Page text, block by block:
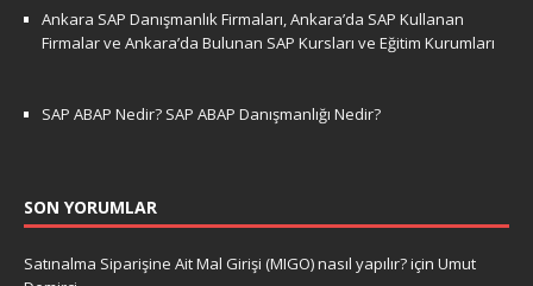
Ankara SAP Danışmanlık Firmaları, Ankara’da SAP Kullanan
Firmalar ve Ankara’da Bulunan SAP Kursları ve Eğitim Kurumları
SAP ABAP Nedir? SAP ABAP Danışmanlığı Nedir?
SON YORUMLAR
Satınalma Siparişine Ait Mal Girişi (MIGO) nasıl yapılır?için Umut